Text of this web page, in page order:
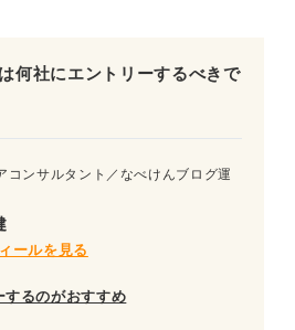
何社にエントリーするべきで
コンサルタント／なべけんブログ運
ールを見る
するのがおすすめ